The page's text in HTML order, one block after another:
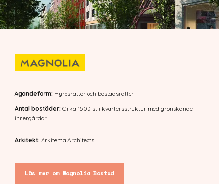
Ägandeform: Hyresrätter och bostadsrätter
Antal bostäder: Cirka 1500 st i kvartersstruktur med grönskande
innergårdar
Arkitekt: Arkitema Architects
Läs mer om Magnolia Bostad